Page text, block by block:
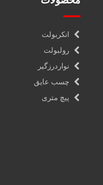
انکربولت
رولبولت
نواردرزگیر
چسب عایق
پیچ متری